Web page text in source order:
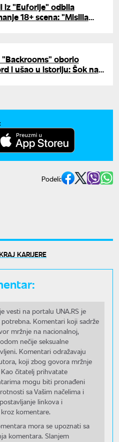
iz "Euforije" odbila
18+ scena: "Mislila
"Backrooms" oborio
i ušao u istoriju: Šok na
Podeli:
KARIJERE
vesti na portalu UNA.RS je
Komentari koji sadrže
mržnje na nacionalnoj,
nečije seksualne
Komentari odražavaju
koji zbog govora mržnje
čitatelj prihvatate
mogu biti pronađeni
sa Vašim načelima i
linkova i
komentare.
mora se upoznati sa
komentara. Slanjem